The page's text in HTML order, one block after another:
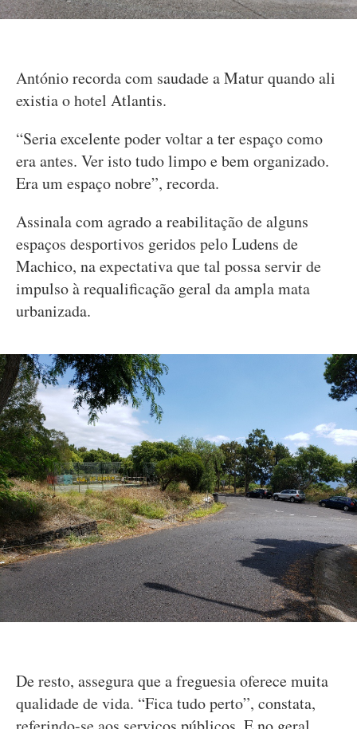
António recorda com saudade a Matur quando ali
existia o hotel Atlantis.
“Seria excelente poder voltar a ter espaço como
era antes. Ver isto tudo limpo e bem organizado.
Era um espaço nobre”, recorda.
Assinala com agrado a reabilitação de alguns
espaços desportivos geridos pelo Ludens de
Machico, na expectativa que tal possa servir de
impulso à requalificação geral da ampla mata
urbanizada.
De resto, assegura que a freguesia oferece muita
qualidade de vida. “Fica tudo perto”, constata,